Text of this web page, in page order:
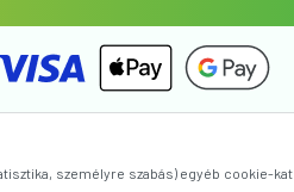
személyre szabás) egyéb cookie-kat